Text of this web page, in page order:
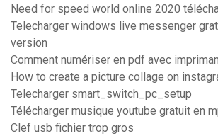
Need for speed world online 2020
Telecharger windows live messenger
version
Comment numériser en pdf avec
How to create a picture collage on
Telecharger smart_switch_pc_setup
Télécharger musique youtube gratuit en
Clef usb fichier trop gros